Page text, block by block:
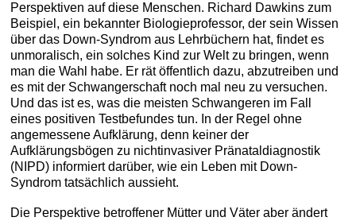
Perspektiven auf diese Menschen. Richard Dawkins zum
Beispiel, ein bekannter Biologieprofessor, der sein Wissen
über das Down-Syndrom aus Lehrbüchern hat, findet es
unmoralisch, ein solches Kind zur Welt zu bringen, wenn
man die Wahl habe. Er rät öffentlich dazu, abzutreiben und
es mit der Schwangerschaft noch mal neu zu versuchen.
Und das ist es, was die meisten Schwangeren im Fall
eines positiven Testbefundes tun. In der Regel ohne
angemessene Aufklärung, denn keiner der
Aufklärungsbögen zu nichtinvasiver Pränataldiagnostik
(NIPD) informiert darüber, wie ein Leben mit Down-
Syndrom tatsächlich aussieht.
Die Perspektive betroffener Mütter und Väter aber ändert